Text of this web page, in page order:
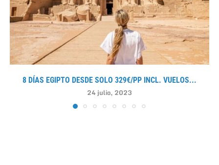
8 DÍAS EGIPTO DESDE SOLO 329€/PP INCL. VUELOS...
24 julio, 2023